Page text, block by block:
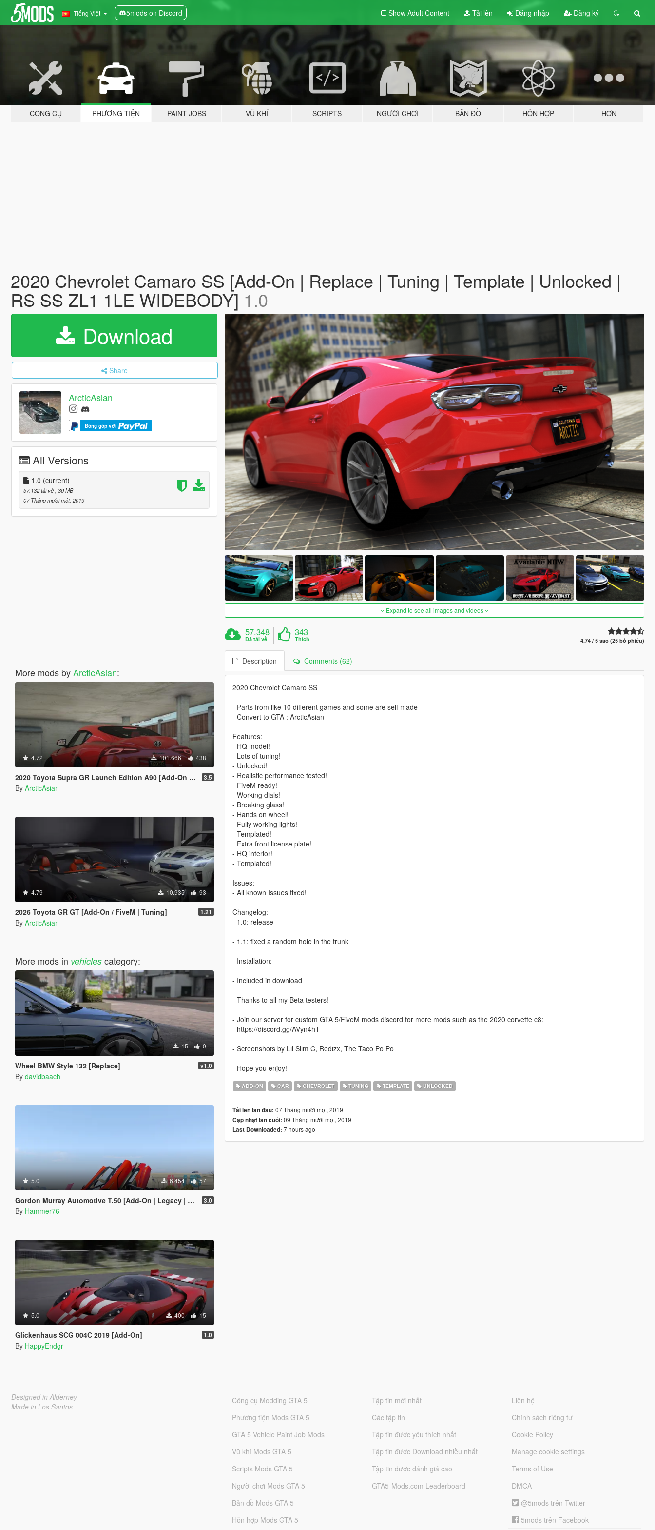
Tiếng Việt 5mods on Discord Show Adult Content Tải lên Đăng nhập Đăng ký
CÔNG CỤ PHƯƠNG TIỆN PAINT JOBS VŨ KHÍ SCRIPTS NGƯỜI CHƠI BẢN ĐỒ HỖN HỢP HƠN
2020 Chevrolet Camaro SS [Add-On | Replace | Tuning | Template | Unlocked |
RS SS ZL1 1LE WIDEBODY] 1.0
Download
Share
ArcticAsian
Đóng góp với
All Versions
1.0 (current)
57.132 tải về , 30 MB
07 Tháng mười một, 2019
More mods byArcticAsian:
4.72 101.666 438
2020 Toyota Supra GR Launch Edition A90 [Add-On | FiveM | Tuning | Unlocked] 3.5
By ArcticAsian
4.79 10.935 93
2026 Toyota GR GT [Add-On / FiveM | Tuning] 1.21
By ArcticAsian
More mods in vehiclescategory:
15 0
Wheel BMW Style 132 [Replace] v1.0
By davidbaach
5.0 6.454 57
Gordon Murray Automotive T.50 [Add-On | Legacy | Enhanced] 3.0
By Hammer76
5.0 400 15
Glickenhaus SCG 004C 2019 [Add-On] 1.0
By HappyEndgr
Expand to see all images and videos
57.348
Đã tải về
343
Thích 4.74 / 5 sao (25 bỏ phiếu)
Description Comments (62)
2020 Chevrolet Camaro SS
- Parts from like 10 different games and some are self made
- Convert to GTA : ArcticAsian
Features:
- HQ model!
- Lots of tuning!
- Unlocked!
- Realistic performance tested!
- FiveM ready!
- Working dials!
- Breaking glass!
- Hands on wheel!
- Fully working lights!
- Templated!
- Extra front license plate!
- HQ interior!
- Templated!
Issues:
- All known Issues fixed!
Changelog:
- 1.0: release
- 1.1: fixed a random hole in the trunk
- Installation:
- Included in download
- Thanks to all my Beta testers!
- Join our server for custom GTA 5/FiveM mods discord for more mods such as the 2020 corvette c8:
- https://discord.gg/AVyn4hT -
- Screenshots by Lil Slim C, Redizx, The Taco Po Po
- Hope you enjoy!
ADD-ON CAR CHEVROLET TUNING TEMPLATE UNLOCKED
Tải lên lần đầu: 07 Tháng mười một, 2019
Cập nhật lần cuối: 09 Tháng mười một, 2019
Last Downloaded: 7 hours ago
Designed in Alderney
Made in Los Santos
Công cụ Modding GTA 5
Phương tiện Mods GTA 5
GTA 5 Vehicle Paint Job Mods
Vũ khí Mods GTA 5
Scripts Mods GTA 5
Người chơi Mods GTA 5
Bản đồ Mods GTA 5
Hỗn hợp Mods GTA 5
Tập tin mới nhất
Các tập tin
Tập tin được yêu thích nhất
Tập tin được Download nhiều nhất
Tập tin được đánh giá cao
GTA5-Mods.com Leaderboard
Liên hệ
Chính sách riêng tư
Cookie Policy
Manage cookie settings
Terms of Use
DMCA
@5mods trên Twitter
5mods trên Facebook